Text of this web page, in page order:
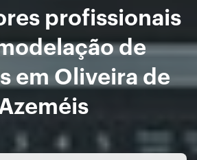
profissionais
de
em Oliveira de